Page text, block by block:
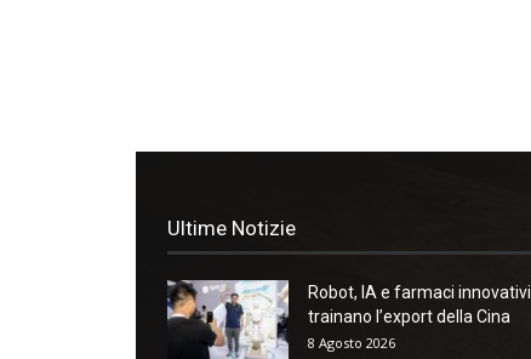
Ultime Notizie
Robot, IA e farmaci innovativi
trainano l’export della Cina
8 Agosto 2026